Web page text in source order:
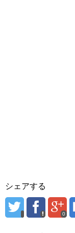
シェアする
0